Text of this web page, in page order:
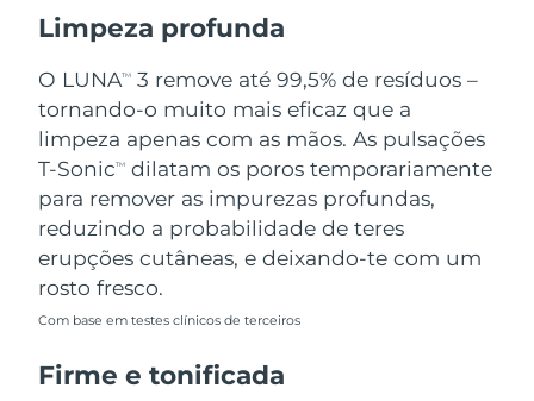
Limpeza profunda
O LUNATM
3 remove até 99,5% de resíduos –
tornando-o muito mais eficaz que a
limpeza apenas com as mãos. As pulsações
T-SonicTM
dilatam os poros temporariamente
para remover as impurezas profundas,
reduzindo a probabilidade de teres
erupções cutâneas, e deixando-te com um
rosto fresco.
Com base em testes clínicos de terceiros
Firme e tonificada
Coreia do Sul
Espanha Entrega prevista
Suécia Entrega prevista8/8/26
Suíça Entrega prevista
Taiwan
Tailândia
Turquia